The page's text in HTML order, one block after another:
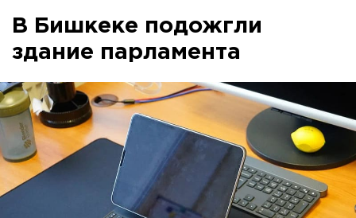
В Бишкеке подожгли
здание парламента